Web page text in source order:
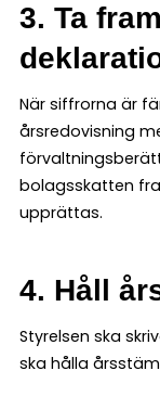
3. Ta
När siffrorna är
årsredovisning
bolagsskatten
upprättas.
4. Håll
Styrelsen ska
ska hålla